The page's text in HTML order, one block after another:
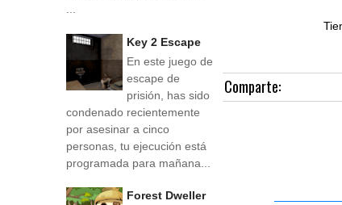
Comparte:
...
Key 2 Escape
En este juego de
escape de
prisión, has sido
condenado recientemente
por asesinar a cinco
personas, tu ejecución está
programada para mañana...
Forest Dweller